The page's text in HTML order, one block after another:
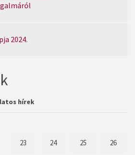
2024.
hírek
23 24 25 26